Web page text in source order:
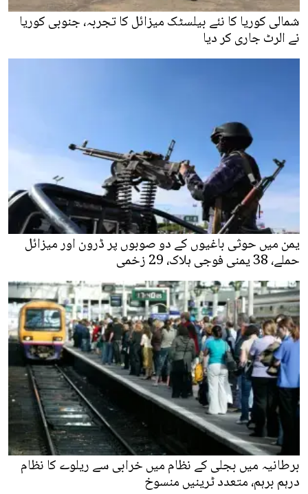
شمالی کوریا کا نئے بیلسٹک میزائل کا تجربہ، جنوبی کوریا
نے الرٹ جاری کر دیا
یمن میں حوثی باغیوں کے دو صوبوں پر ڈرون اور میزائل
حملے، 38 یمنی فوجی ہلاک، 29 زخمی
برطانیہ میں بجلی کے نظام میں خرابی سے ریلوے کا نظام
درہم برہم، متعدد ٹرینیں منسوخ